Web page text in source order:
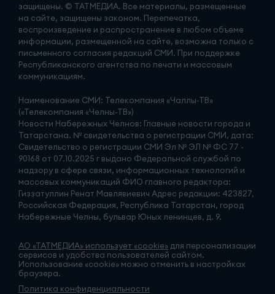
защищены. © ТАТМЕДИА. Все материалы, размещенные
на сайте, защищены законом. Перепечатка,
воспроизведение и распространение в любом объеме
информации, размещенной на сайте, возможна только с
письменного согласия редакций СМИ. При поддержке
Республиканского агентства по печати и массовым
коммуникациям.
Наименование СМИ: Телекомпания «Чаллы-ТВ»
(«Телекомпания «Челны-ТВ»)
Новости Набережных Челнов: Главные новости города и
Татарстана. № свидетельства о регистрации СМИ, дата:
Свидетельство о регистрации СМИ Эл № ЭЛ № ФС 77 -
90168 от 07.10.2025 г выдано Федеральной службой по
надзору в сфере связи, информационных технологий и
массовых коммуникаций ФИО главного редактора:
Гиззатуллин Ренат Мавлявиевич Адрес редакции: 423827,
Российская Федерация, Республика Татарстан, город
Набережные Челны, бульвар Юных ленинцев, д. 9.
АО «ТАТМЕДИА» использует «cookie» для персонализации
сервисов и удобства пользователей сайтом.
Использование «cookie» можно отменить в настройках
браузера.
Политика конфиденциальности